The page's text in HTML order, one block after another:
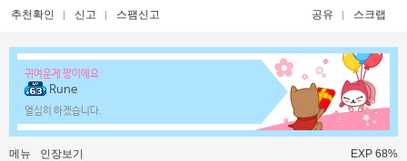
추천확인 신고 스팸신고 공유 스크랩
귀여운게 짱이에요
Rune
열심히 하겠습니다.
메뉴 인장보기 EXP 68%